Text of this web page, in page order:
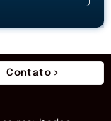
Contato